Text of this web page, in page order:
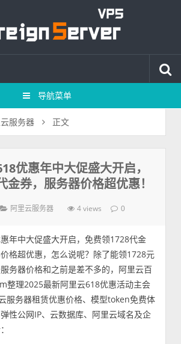
导航菜单
服务器 正文
优惠年中大促盛大开启，
金券，服务器价格超优惠！
阿里云服务器 4 views 0
年中大促盛大开启，免费领1728代金
格超优惠，怎么说呢？除了能领1728元
务器价格和之前是差不多的，阿里云百
整理2025最新阿里云618优惠活动主会
服务器租赁优惠价格、模型token免费体
性公网IP、云数据库、阿里云域名及企